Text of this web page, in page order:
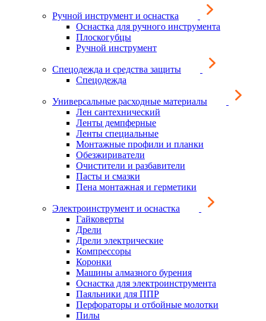
Ручной инструмент и оснастка
Оснастка для ручного инструмента
Плоскогубцы
Ручной инструмент
Спецодежда и средства защиты
Спецодежда
Универсальные расходные материалы
Лен сантехнический
Ленты демпферные
Ленты специальные
Монтажные профили и планки
Обезжириватели
Очистители и разбавители
Пасты и смазки
Пена монтажная и герметики
Электроинструмент и оснастка
Гайковерты
Дрели
Дрели электрические
Компрессоры
Коронки
Машины алмазного бурения
Оснастка для электроинструмента
Паяльники для ППР
Перфораторы и отбойные молотки
Пилы